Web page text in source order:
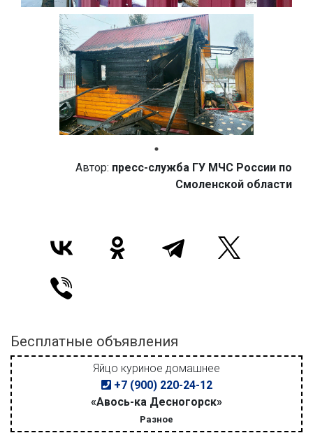
Автор: пресс-служба ГУ МЧС России по
Смоленской области
Бесплатные объявления
Яйцо куриное домашнее
+7 (900) 220-24-12
«Авось-ка Десногорск»
Разное